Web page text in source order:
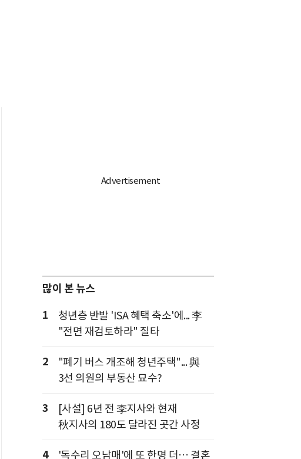
많이 본 뉴스
1
청년층 반발 'ISA 혜택 축소'에... 李
"전면 재검토하라" 질타
2
"폐기 버스 개조해 청년주택"... 與
3선 의원의 부동산 묘수?
3
[사설] 6년 전 李지사와 현재
秋지사의 180도 달라진 곳간 사정
4
'독수리 오남매'에 또 한명 더… 결혼